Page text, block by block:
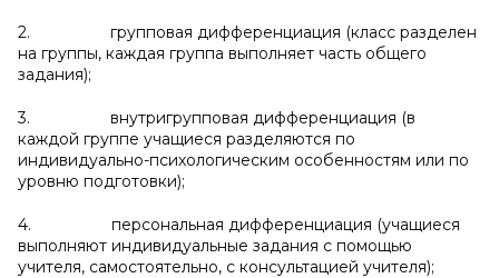
2. групповая дифференциация (класс разделен
на группы, каждая группа выполняет часть общего
задания);
3. внутригрупповая дифференциация (в
каждой группе учащиеся разделяются по
индивидуально-психологическим особенностям или по
уровню подготовки);
4. персональная дифференциация (учащиеся
выполняют индивидуальные задания с помощью
учителя, самостоятельно, с консультацией учителя);